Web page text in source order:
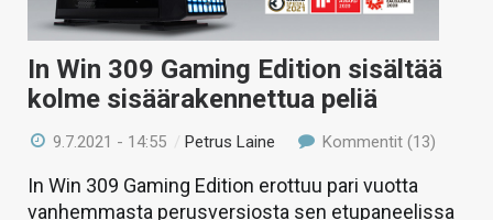
HAKU
In Win 309 Gaming Edition sisältää
kolme sisäärakennettua peliä
9.7.2021 - 14:55 /Petrus Laine Kommentit (13)
In Win 309 Gaming Edition erottuu pari vuotta
vanhemmasta perusversiosta sen etupaneelissa